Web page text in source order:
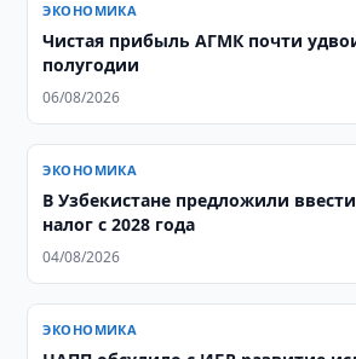
ЭКОНОМИКА
Чистая прибыль АГМК почти
полугодии
06/08/2026
ЭКОНОМИКА
В Узбекистане предложили
налог с 2028 года
04/08/2026
ЭКОНОМИКА